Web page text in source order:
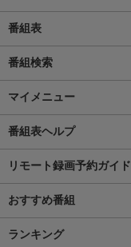
番組表
番組検索
マイメニュー
番組表ヘルプ
リモート録画予約ガイド
おすすめ番組
ランキング